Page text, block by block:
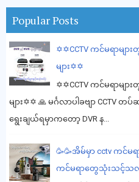
Popular Posts
✡️✡️CCTV ကင်မရာများ
များ✡️✡️
✡️✡️CCTV ကင်မရာများ
များ✡️✡️ 🙏 မင်္ဂလာပါခဗျာ
ရွေးချယ်ရမှာကတော့ DVR န...
🥳🥳အိမ်မှာ cctv က
ကင်မရာတွေသုံးသင့်သလဲ